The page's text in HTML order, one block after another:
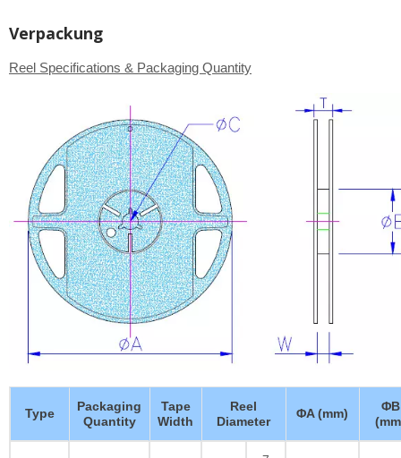
Verpackung
Reel Specifications & Packaging Quantity
Type
Packaging
Quantity
Tape
Width
Reel
Diameter
ΦA (mm)
ΦB